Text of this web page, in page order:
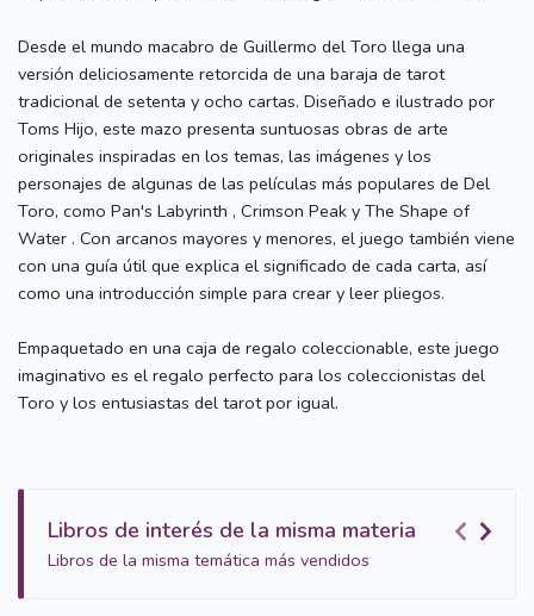
Desde el mundo macabro de Guillermo del Toro llega una
versión deliciosamente retorcida de una baraja de tarot
tradicional de setenta y ocho cartas. Diseñado e ilustrado por
Toms Hijo, este mazo presenta suntuosas obras de arte
originales inspiradas en los temas, las imágenes y los
personajes de algunas de las películas más populares de Del
Toro, como Pan's Labyrinth , Crimson Peak y The Shape of
Water . Con arcanos mayores y menores, el juego también viene
con una guía útil que explica el significado de cada carta, así
como una introducción simple para crear y leer pliegos.
Empaquetado en una caja de regalo coleccionable, este juego
imaginativo es el regalo perfecto para los coleccionistas del
Toro y los entusiastas del tarot por igual.
Libros de interés de la misma materia
Libros de la misma temática más vendidos